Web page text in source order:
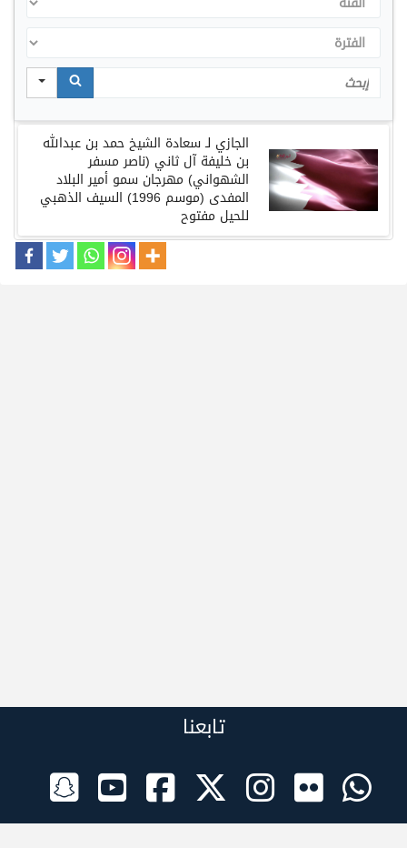
الفترة
Search
الجازي لـسعادة الشيخحمد بن عبدالله
بن خليفة آل ثاني (ناصر مسفر
الشهواني) مهرجان سمو أمير البلاد
المفدى (موسم السيف الذهبي
للحيل مفتوح
تابعنا